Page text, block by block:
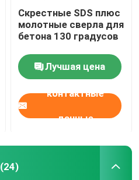
Скрестные SDS плюс
молотные сверла для
бетона 130 градусов
Лучшая цена
контактные
данные
(24)